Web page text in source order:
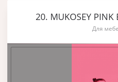
20. MUKOSEY
Для